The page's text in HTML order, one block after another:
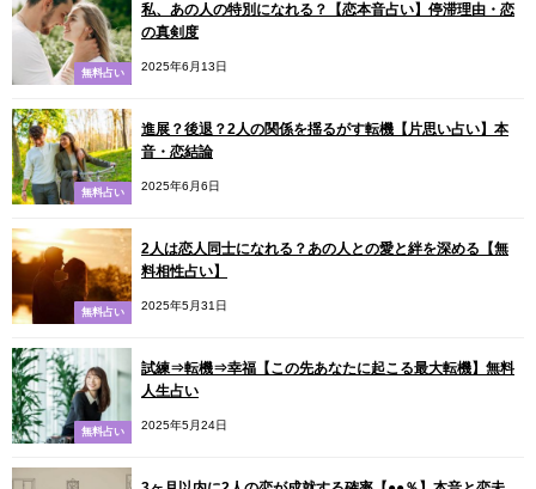
無料占い
私、あの人の特別になれる？【恋本音占い】停滞理由・恋
の真剣度
2025年6月13日
無料占い
進展？後退？2人の関係を揺るがす転機【片思い占い】本
音・恋結論
2025年6月6日
無料占い
2人は恋人同士になれる？あの人との愛と絆を深める【無
料相性占い】
2025年5月31日
無料占い
試練⇒転機⇒幸福【この先あなたに起こる最大転機】無料
人生占い
2025年5月24日